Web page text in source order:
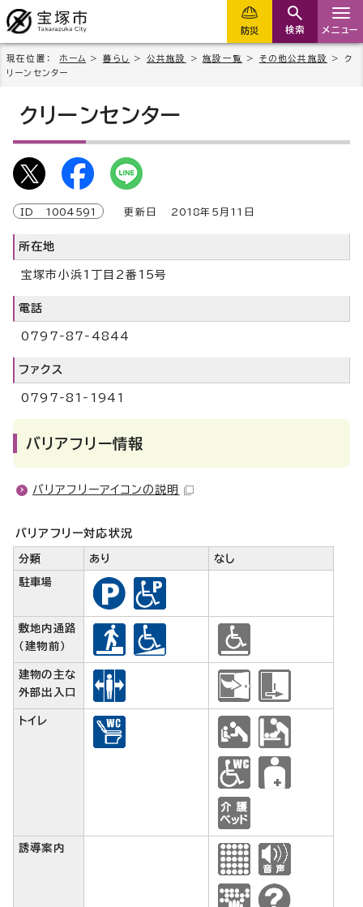
防災 検索 メニュー
現在位置： ホーム > 暮らし > 公共施設 >施設一覧 > その他公共施設
> ク
リーンセンター
クリーンセンター
ID 1004591 更新日 2018年5月 11 日
所在地
宝塚市小浜1丁目2番15号
電話
0797‐87‐4844
ファクス
0797‐81‐1941
バリアフリー情報
バリアフリーアイコンの説明
バリアフリー対応状況
分類 あり なし
駐車場
敷地内通路
（建物前）
建物の主な
外部出入口
トイレ
誘導案内